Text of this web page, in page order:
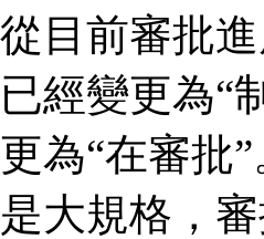
從目前審批
已經變更為“
更為“在審批
是大規格，